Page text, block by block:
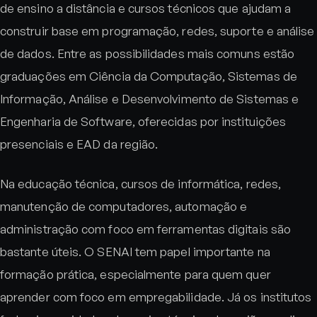
de ensino a distância e cursos técnicos que ajudam a
construir base em programação, redes, suporte e análise
de dados. Entre as possibilidades mais comuns estão
graduações em Ciência da Computação, Sistemas de
Informação, Análise e Desenvolvimento de Sistemas e
Engenharia de Software, oferecidas por instituições
presenciais e EAD da região.
Na educação técnica, cursos de informática, redes,
manutenção de computadores, automação e
administração com foco em ferramentas digitais são
bastante úteis. O SENAI tem papel importante na
formação prática, especialmente para quem quer
aprender com foco em empregabilidade. Já os institutos